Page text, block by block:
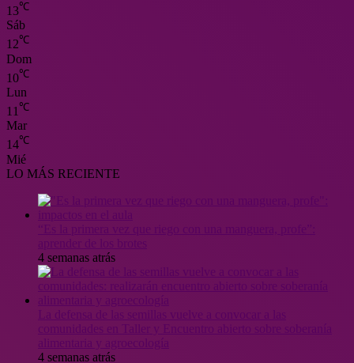
13℃
Sáb
12℃
Dom
10℃
Lun
11 ℃
Mar
14℃
Mié
LO MÁS RECIENTE
4 semanas atrás
4 semanas atrás